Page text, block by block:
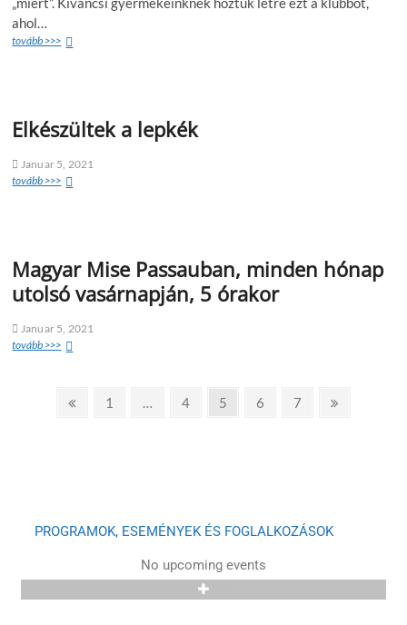
ahol…
tovább >>>
Elkészültek a lepkék
Januar 5, 2021
tovább >>>
Magyar Mise Passauban, minden hónap
utolsó vasárnapján, 5 órakor
Januar 5, 2021
tovább >>>
1 … 4 5 6 7
PROGRAMOK, ESEMÉNYEK ÉS FOGLALKOZÁSOK
No upcoming events